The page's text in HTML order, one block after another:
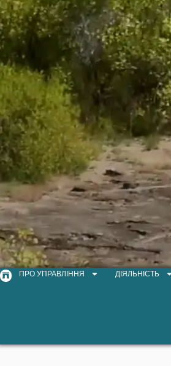
ПРО УПРАВЛІННЯ ДІЯЛЬНІСТЬ